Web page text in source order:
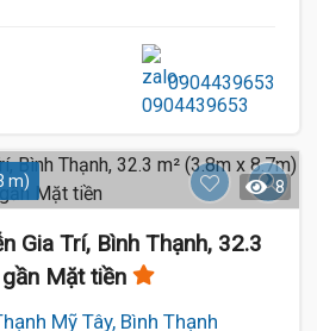
0904439653
m) 8
Gia Trí, Bình Thạnh, 32.3
Mặt tiền
Mỹ Tây, Bình Thạnh